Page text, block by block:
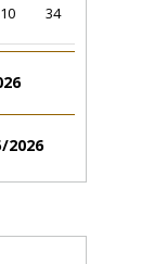
10 34
2026